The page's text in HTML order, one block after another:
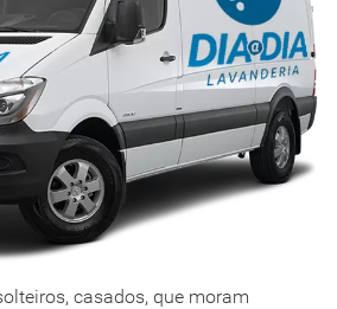
casados, que moram